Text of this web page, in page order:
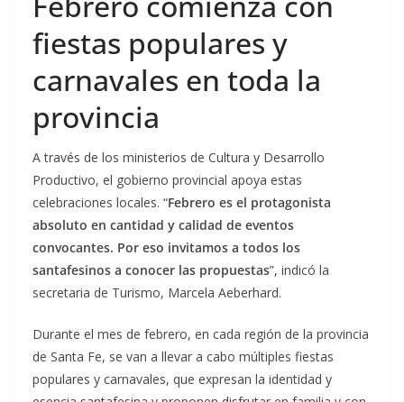
fiestas populares y
carnavales en toda la
provincia
A través de los ministerios de Cultura y Desarrollo
Productivo, el gobierno provincial apoya estas
celebraciones locales. “Febrero es el protagonista
absoluto en cantidad y calidad de eventos
convocantes. Por eso invitamos a todos los
santafesinos a conocer las propuestas”, indicó la
secretaria de Turismo, Marcela Aeberhard.
Durante el mes de febrero, en cada región de la provincia
de Santa Fe, se van a llevar a cabo múltiples fiestas
populares y carnavales, que expresan la identidad y